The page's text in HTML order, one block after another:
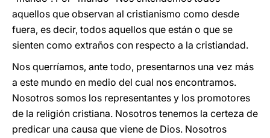
aquellos que observan al cristianismo como desde
fuera, es decir, todos aquellos que están o que se
sienten como extraños con respecto a la cristiandad.
Nos querríamos, ante todo, presentarnos una vez más
a este mundo en medio del cual nos encontramos.
Nosotros somos los representantes y los promotores
de la religión cristiana. Nosotros tenemos la certeza de
predicar una causa que viene de Dios. Nosotros